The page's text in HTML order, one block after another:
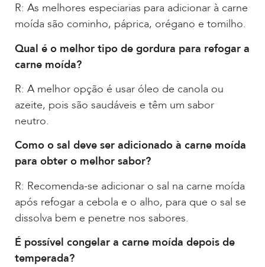
R: As melhores especiarias para adicionar à carne
moída são cominho, páprica, orégano e tomilho.
Qual é o melhor tipo de gordura para refogar a
carne moída?
R: A melhor opção é usar óleo de canola ou
azeite, pois são saudáveis e têm um sabor
neutro.
Como o sal deve ser adicionado à carne moída
para obter o melhor sabor?
R: Recomenda-se adicionar o sal na carne moída
após refogar a cebola e o alho, para que o sal se
dissolva bem e penetre nos sabores.
É possível congelar a carne moída depois de
temperada?